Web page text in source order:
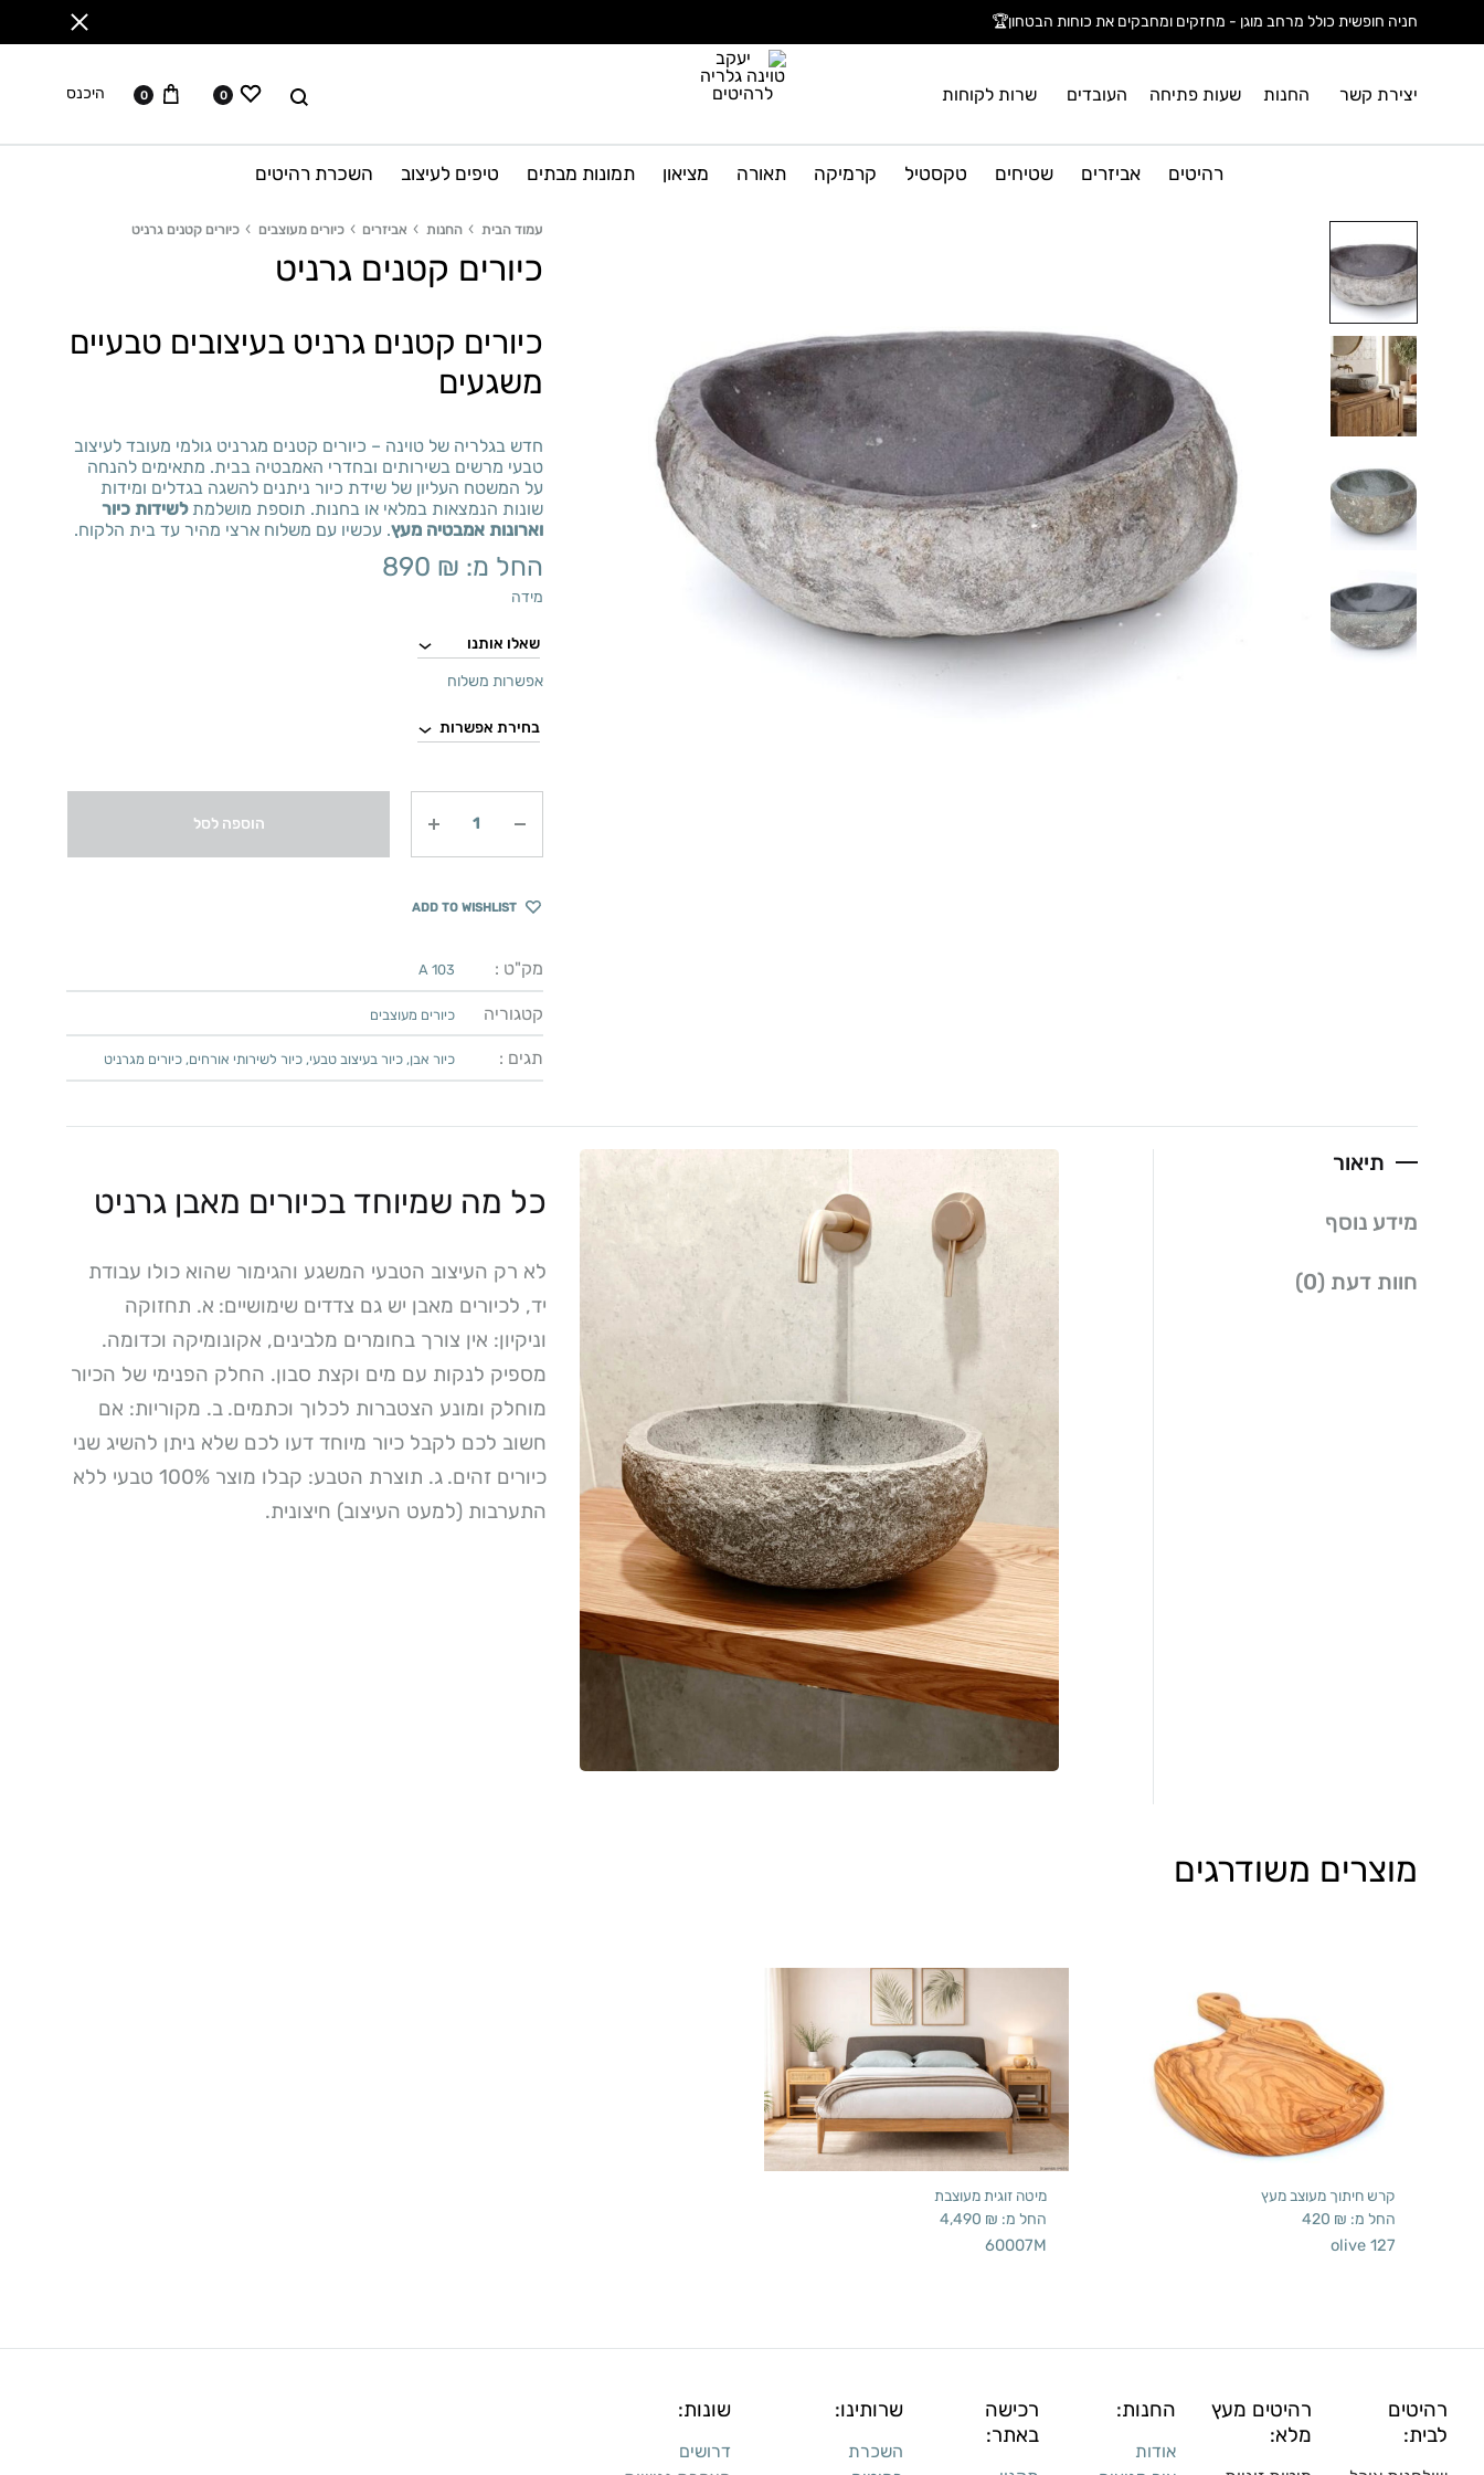
חניה חופשית כולל מרחב מוגן - מחזקים ומחבקים את כוחות הבטחון🏆
יצירת קשר החנות שעות פתיחה העובדים שרות לקוחות
יעקב
טוינה
גלריה
לרהיטים
לחפש ווישליסט
0 עגלה
0 היכנס
רהיטים אביזרים שטיחים טקסטיל קרמיקה תאורה מציאון תמונות מבתים טיפים לעיצוב השכרת רהיטים
עמוד הבית החנות אביזרים כיורים מעוצבים כיורים קטנים גרניט
כיורים קטנים גרניט
כיורים קטנים גרניט בעיצובים טבעיים
משגעים
חדש בגלריה של טוינה – כיורים קטנים מגרניט גולמי מעובד לעיצוב
טבעי מרשים בשירותים ובחדרי האמבטיה בבית. מתאימים להנחה
על המשטח העליון של שידת כיור ניתנים להשגה בגדלים ומידות
שונות הנמצאות במלאי או בחנות. תוספת מושלמתלשידות כיור
וארונות אמבטיה מעץ. עכשיו עם משלוח ארצי מהיר עד בית הלקוח.
החל מ: 890 ₪
מידה
אפשרות משלוח
הוספה לסל
ADD TO WISHLIST
מק"ט : A 103
קטגוריה כיורים מעוצבים
תגים : כיור אבן, כיור בעיצוב טבעי, כיור לשירותי אורחים, כיורים מגרניט
תיאור
מידע נוסף
חוות דעת (0)
כל מה שמיוחד בכיורים מאבן גרניט
לא רק העיצוב הטבעי המשגע והגימור שהוא כולו עבודת
יד, לכיורים מאבן יש גם צדדים שימושיים: א. תחזוקה
וניקיון: אין צורך בחומרים מלבינים, אקונומיקה וכדומה.
מספיק לנקות עם מים וקצת סבון. החלק הפנימי של הכיור
מוחלק ומונע הצטברות לכלוך וכתמים. ב. מקוריות: אם
חשוב לכם לקבל כיור מיוחד דעו לכם שלא ניתן להשיג שני
כיורים זהים.
ג. תוצרת הטבע: קבלו מוצר 100% טבעי ללא
התערבות (למעט העיצוב) חיצונית.
מוצרים משודרגים
קרש חיתוך מעוצב מעץ
החל מ: 420 ₪
olive 127
מיטה זוגית מעוצבת
החל מ: 4,490 ₪
60007M
רהיטים
לבית:
רהיטים מעץ
מלא:
החנות:
אודות
רכישה
באתר:
שרותינו:
השכרת
שונות:
דרושים